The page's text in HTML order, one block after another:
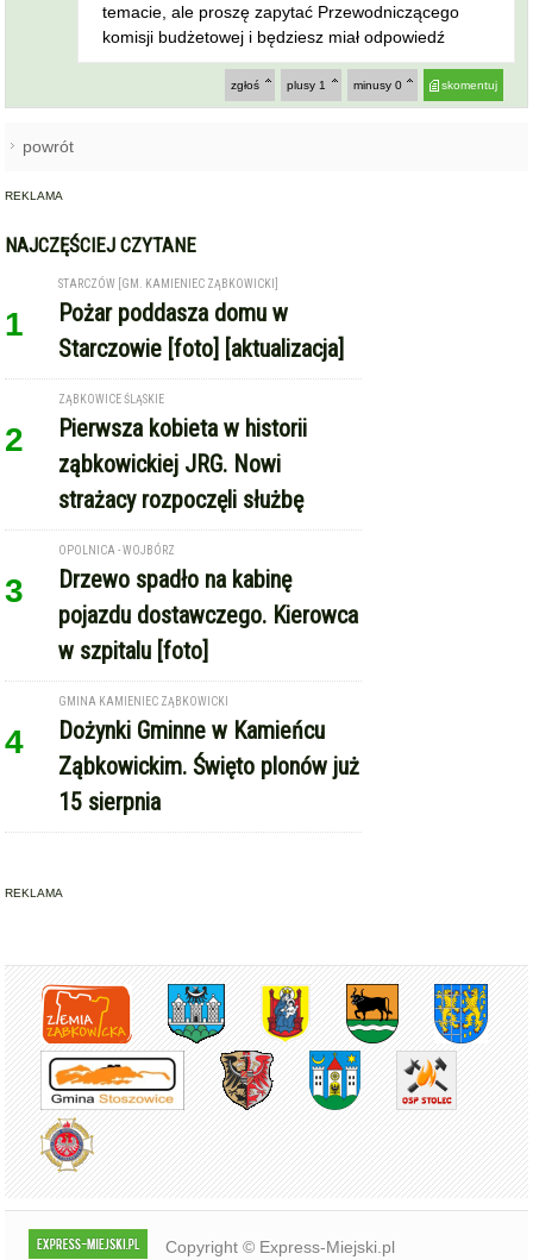
temacie, ale proszę zapytać Przewodniczącego
komisji budżetowej i będziesz miał odpowiedź
skomentuj
minusy 0
plusy 1
zgłoś
powrót
REKLAMA
NAJCZĘŚCIEJ CZYTANE
1
STARCZÓW [GM. KAMIENIEC ZĄBKOWICKI]
Pożar poddasza domu w
Starczowie [foto] [aktualizacja]
2
ZĄBKOWICE ŚLĄSKIE
Pierwsza kobieta w historii
ząbkowickiej JRG. Nowi
strażacy rozpoczęli służbę
3
OPOLNICA - WOJBÓRZ
Drzewo spadło na kabinę
pojazdu dostawczego. Kierowca
w szpitalu [foto]
4
GMINA KAMIENIEC ZĄBKOWICKI
Dożynki Gminne w Kamieńcu
Ząbkowickim. Święto plonów już
15 sierpnia
REKLAMA
Copyright © Express-Miejski.pl